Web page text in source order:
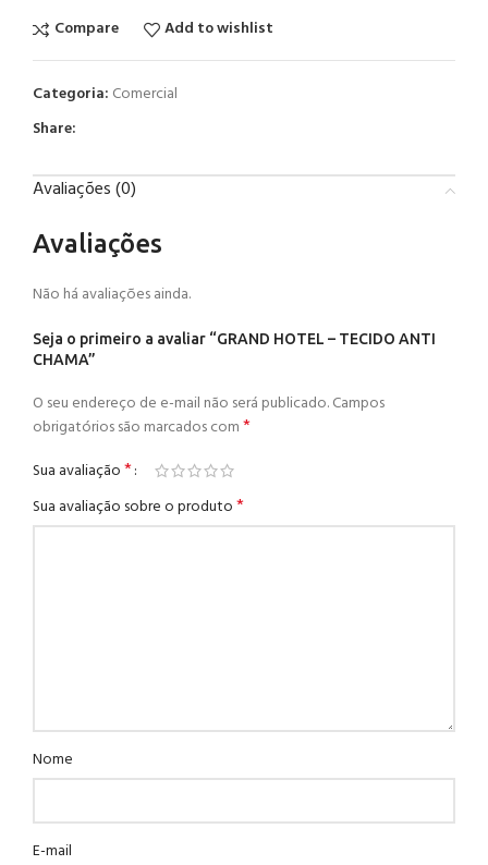
Compare
Add to wishlist
Categoria: Comercial
Share:
Avaliações (0)
Avaliações
Não há avaliações ainda.
Seja o primeiro a avaliar “GRAND HOTEL – TECIDO ANTI
CHAMA”
O seu endereço de e-mail não será publicado.Campos
obrigatórios são marcados com*
Sua avaliação*
Sua avaliação sobre o produto*
Nome
E-mail